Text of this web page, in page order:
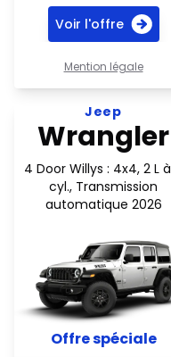
Voir l'offre
Mention légale
Voir l'offre 216$ par
Jeep
Wrangler
4 Door Willys : 4x4, 2 L
cyl., Transmission
automatique 2026
Offre spéciale